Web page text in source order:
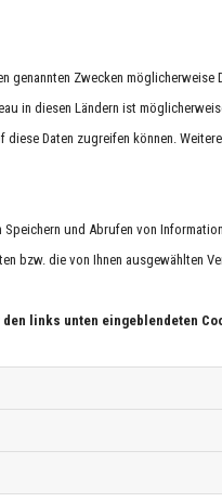
das
Ihrer Cookie-
Sie dieses Modul sehen
Zwecken möglicherweise
in diesen Ländern ist
Daten zugreifen können.
und Abrufen von
bzw. die von Ihnen ausgewählten
links unten eingeblendeten